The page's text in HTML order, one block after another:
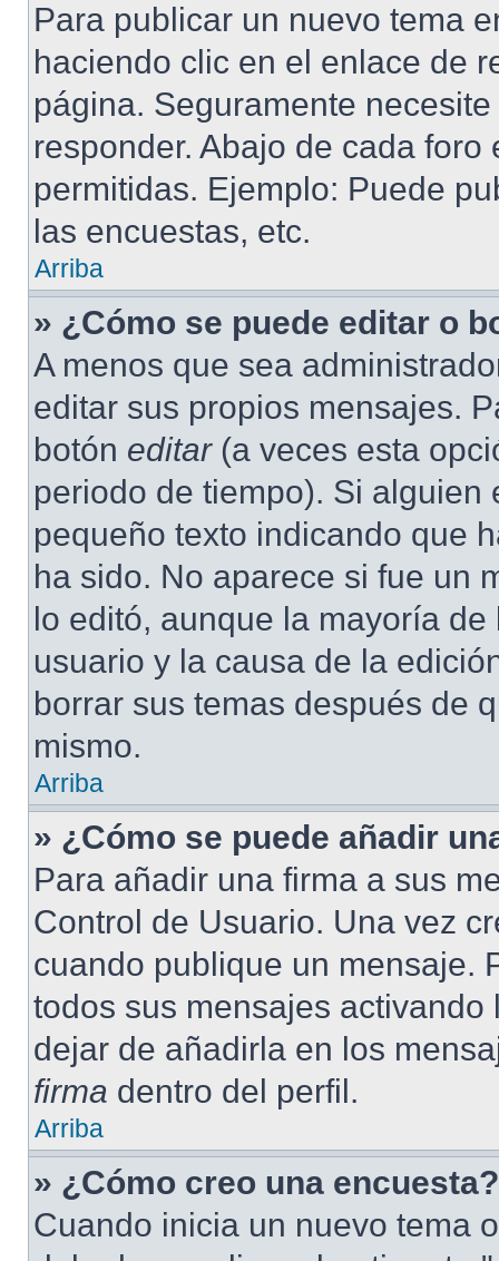
Para publicar un nuevo tema
haciendo clic en el enlace de
página. Seguramente
responder. Abajo de cada
permitidas. Ejemplo: Puede
las encuestas, etc.
Arriba
» ¿Cómo se puede editar o
A menos que sea
editar sus propios mensajes.
botón editar(a veces esta
periodo de tiempo). Si
pequeño texto indicando que
ha sido. No aparece si fue un
lo editó, aunque la mayoría
usuario y la causa de la
borrar sus temas después de
mismo.
Arriba
» ¿Cómo se puede añadir
Para añadir una firma a sus
Control de Usuario. Una vez
cuando publique un mensaje.
todos sus mensajes
dejar de añadirla en los
firma dentro del perfil.
Arriba
» ¿Cómo creo una encuesta?
Cuando inicia un nuevo tema